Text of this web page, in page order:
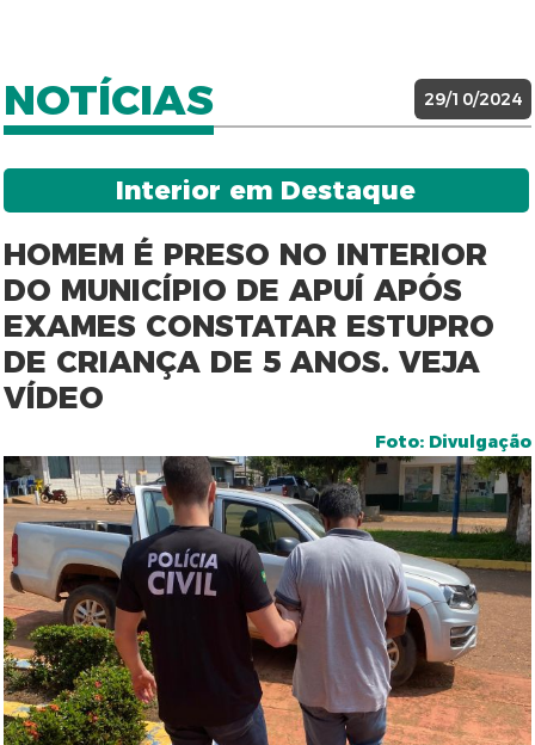
NOTÍCIAS 29/10/2024
Interior em Destaque
HOMEM É PRESO NO INTERIOR
DO MUNICÍPIO DE APUÍ APÓS
EXAMES CONSTATAR ESTUPRO
DE CRIANÇA DE 5 ANOS. VEJA
VÍDEO
Foto: Divulgação